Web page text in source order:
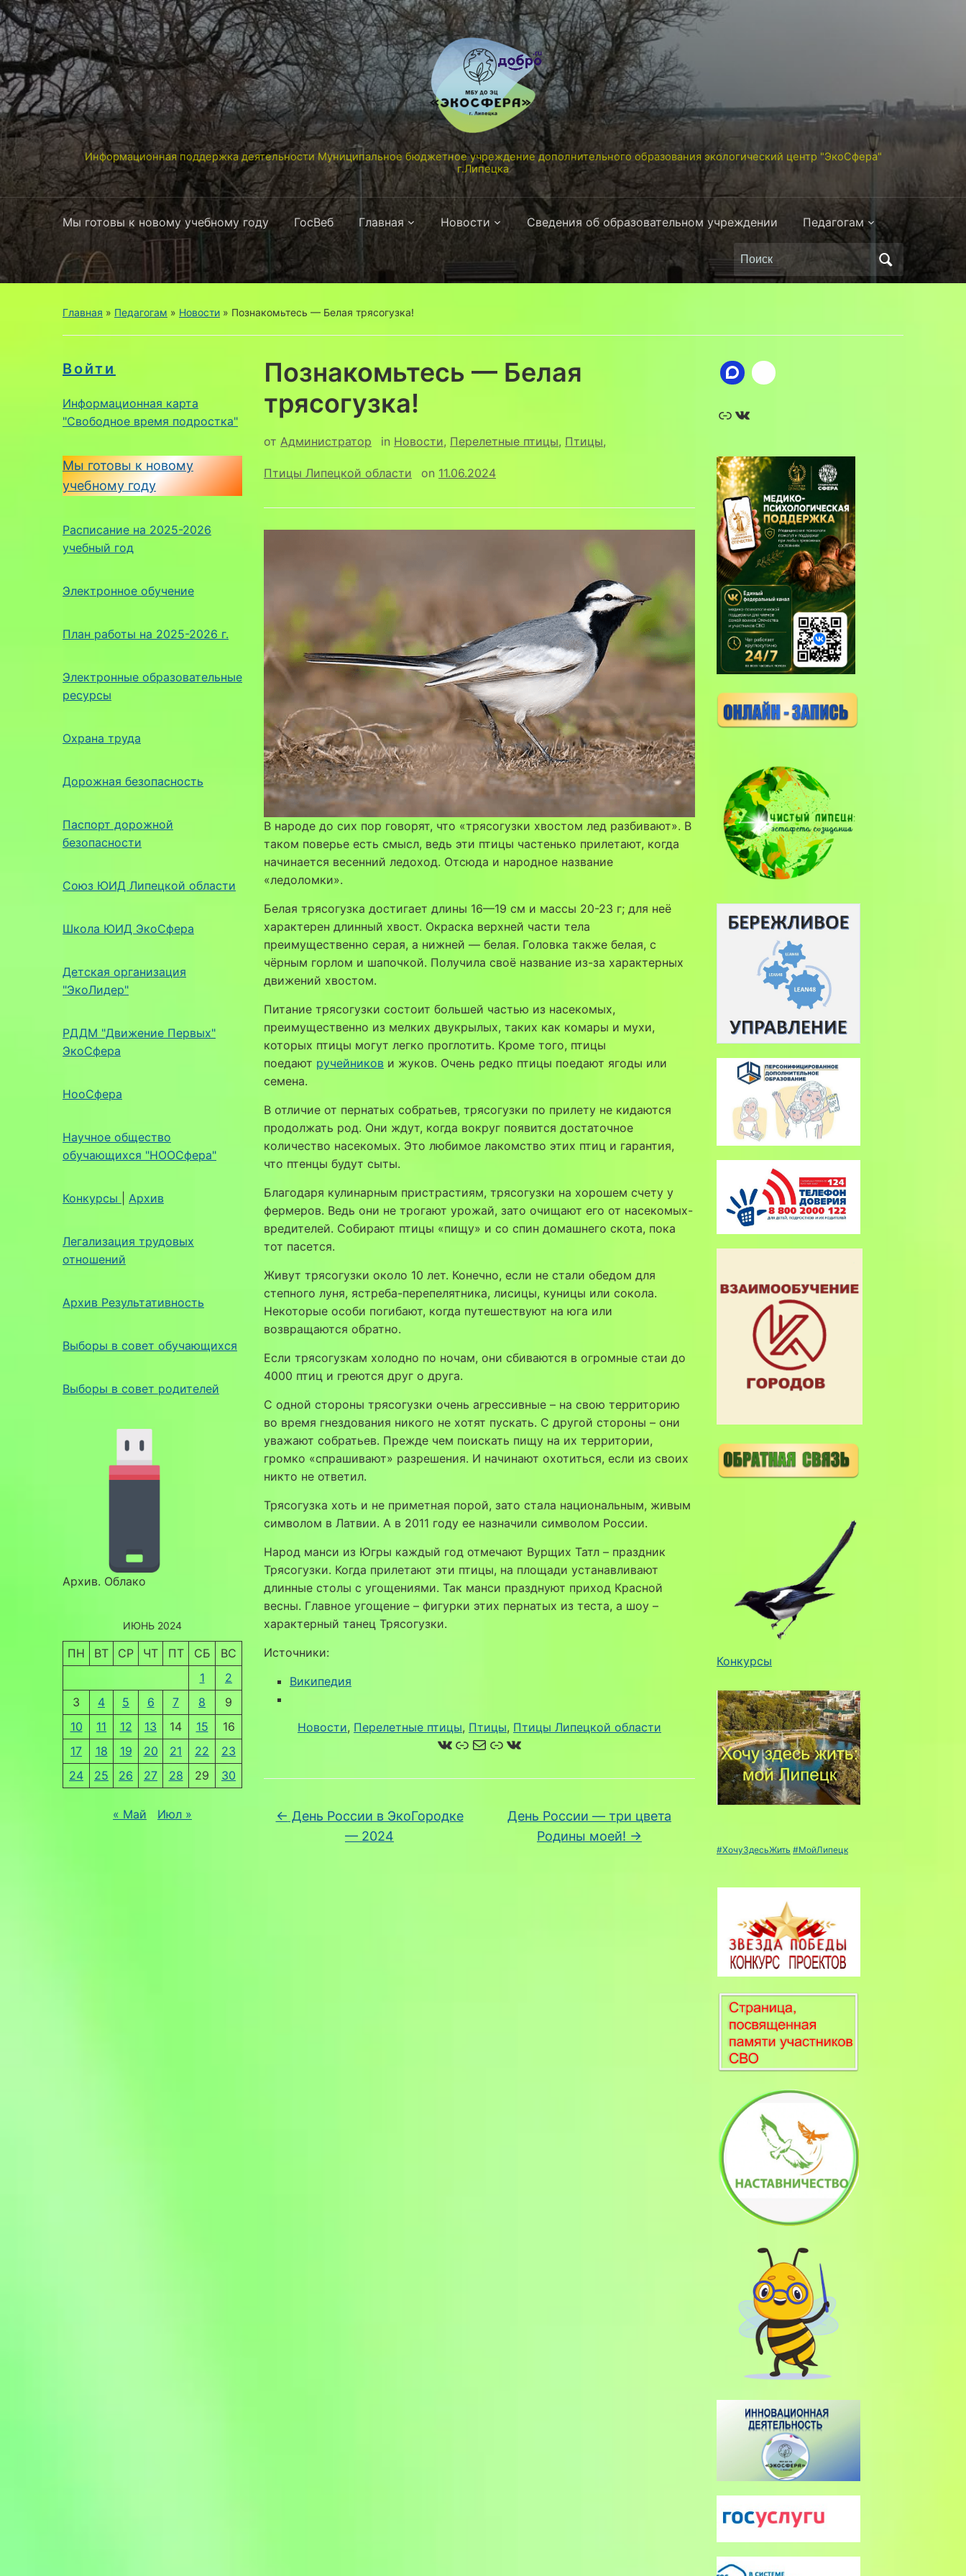
Информационная поддержка деятельности Муниципальное бюджетное учреждение дополнительного образования экологический центр "ЭкоСфера"
г.Липецка
Мы готовы к новому учебному году ГосВеб Главная Новости Сведения об образовательном учреждении Педагогам
Поиск
по:
Главная » Педагогам » Новости » Познакомьтесь — Белая трясогузка!
Войти
Информационная карта
"Свободное время подростка"
Мы готовы к новому
учебному году
Расписание на 2025-2026
учебный год
Электронное обучение
План работы на 2025-2026 г.
Электронные образовательные
ресурсы
Охрана труда
Дорожная безопасность
Паспорт дорожной
безопасности
Союз ЮИД Липецкой области
Школа ЮИД ЭкоСфера
Детская организация
"ЭкоЛидер"
РДДМ "Движение Первых"
ЭкоСфера
НооСфера
Научное общество
обучающихся "НООСфера"
Конкурсы Архив
Легализация трудовых
отношений
Архив Результативность
Выборы в совет обучающихся
Выборы в совет родителей
Архив. Облако
ИЮНЬ 2024
ПН ВТ СР ЧТ ПТ СБ
ВС
1
2
3
4 5 6 7 8
9
10
11 12 13 14 15
16
17
18 19 20 21 22
23
24
25 26 27 28 29 30
« Май Июл »
Познакомьтесь — Белая
трясогузка!
от Администратор in Новости, Перелетные птицы, Птицы,
Птицы Липецкой области on 11.06.2024
В народе до сих пор говорят, что «трясогузки хвостом лед разбивают». В
таком поверье есть смысл, ведь эти птицы частенько прилетают, когда
начинается весенний ледоход. Отсюда и народное название
«ледоломки».
Белая трясогузка достигает длины 16—19 см и массы 20-23 г; для неё
характерен длинный хвост. Окраска верхней части тела
преимущественно серая, а нижней — белая. Головка также белая, с
чёрным горлом и шапочкой. Получила своё название из-за характерных
движений хвостом.
Питание трясогузки состоит большей частью из насекомых,
преимущественно из мелких двукрылых, таких как комары и мухи,
которых птицы могут легко проглотить. Кроме того, птицы
поедают ручейников и жуков. Очень редко птицы поедают ягоды или
семена.
В отличие от пернатых собратьев, трясогузки по прилету не кидаются
продолжать род. Они ждут, когда вокруг появится достаточное
количество насекомых. Это любимое лакомство этих птиц и гарантия,
что птенцы будут сыты.
Благодаря кулинарным пристрастиям, трясогузки на хорошем счету у
фермеров. Ведь они не трогают урожай, зато очищают его от насекомых-
вредителей. Собирают птицы «пищу» и со спин домашнего скота, пока
тот пасется.
Живут трясогузки около 10 лет. Конечно, если не стали обедом для
степного луня, ястреба-перепелятника, лисицы, куницы или сокола.
Некоторые особи погибают, когда путешествуют на юга или
возвращаются обратно.
Если трясогузкам холодно по ночам, они сбиваются в огромные стаи до
4000 птиц и греются друг о друга.
С одной стороны трясогузки очень агрессивные – на свою территорию
во время гнездования никого не хотят пускать. С другой стороны – они
уважают собратьев. Прежде чем поискать пищу на их территории,
громко «спрашивают» разрешения. И начинают охотиться, если из своих
никто не ответил.
Трясогузка хоть и не приметная порой, зато стала национальным, живым
символом в Латвии. А в 2011 году ее назначили символом России.
Народ манси из Югры каждый год отмечают Вурщих Татл – праздник
Трясогузки. Когда прилетают эти птицы, на площади устанавливают
длинные столы с угощениями. Так манси празднуют приход Красной
весны. Главное угощение – фигурки этих пернатых из теста, а шоу –
характерный танец Трясогузки.
Источники:
Википедия
Новости, Перелетные птицы, Птицы, Птицы Липецкой области
ВКонтакте
Ссылка
Почта
Ссылка
ВКонтакте
← День России в ЭкоГородке
— 2024
День России — три цвета
Родины моей! →
Ссылка
Конкурсы
#ХочуЗдесьЖить #МойЛипецк